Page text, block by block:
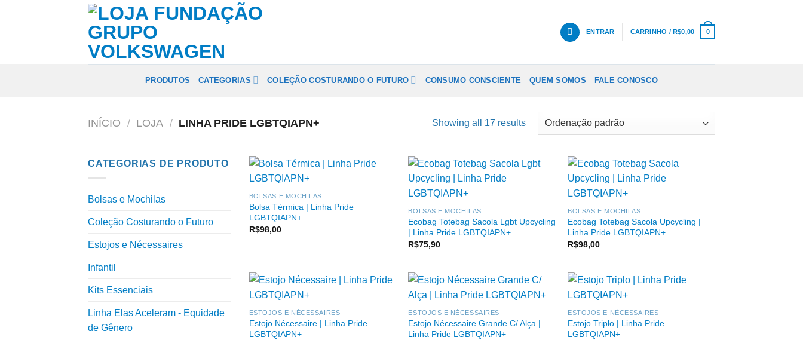
ENTRAR CARRINHO /R$0,00 0
PRODUTOS CATEGORIAS COLEÇÃO COSTURANDO O FUTURO CONSUMO CONSCIENTE QUEM SOMOS FALE CONOSCO
INÍCIO / LOJA / LINHA PRIDE LGBTQIAPN+ Showing all 17 results
CATEGORIAS DE PRODUTO
Bolsas e Mochilas
Coleção Costurando o Futuro
Estojos e Nécessaires
Infantil
Kits Essenciais
Linha Elas Aceleram - Equidade
de Gênero
BOLSAS E MOCHILAS
Bolsa Térmica | Linha Pride
LGBTQIAPN+
R$98,00
BOLSAS E MOCHILAS
Ecobag Totebag Sacola Lgbt Upcycling
| Linha Pride LGBTQIAPN+
R$75,90
BOLSAS E MOCHILAS
Ecobag Totebag Sacola Upcycling |
Linha Pride LGBTQIAPN+
R$98,00
ESTOJOS E NÉCESSAIRES
Estojo Nécessaire | Linha Pride
LGBTQIAPN+
ESTOJOS E NÉCESSAIRES
Estojo Nécessaire Grande C/ Alça |
Linha Pride LGBTQIAPN+
ESTOJOS E NÉCESSAIRES
Estojo Triplo | Linha Pride
LGBTQIAPN+